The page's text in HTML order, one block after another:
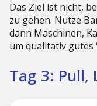
Das Ziel ist nicht,
zu gehen. Nutze
dann Maschinen,
um qualitativ gutes
Tag 3: Pull,